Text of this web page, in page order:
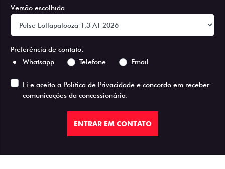
Versão escolhida
Preferência de contato:
Whatsapp
Telefone Email
Li e aceito a Política de Privacidade e concordo em receber
comunicações da concessionária.
ENTRAR EM CONTATO